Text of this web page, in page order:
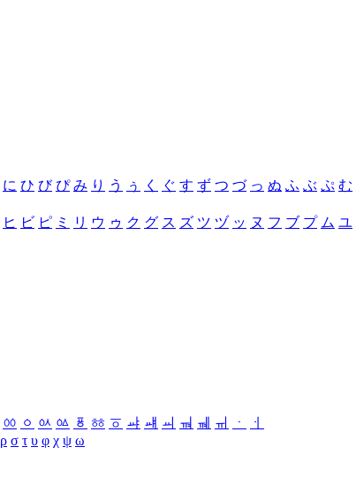
に ひ び ぴ み り う ぅ く ぐ す ず つ づ っ ぬ ふ ぶ ぷ む
ヒ ビ ピ ミ リ ウ ゥ ク グ ス ズ ツ ヅ ッ ヌ フ ブ プ ム ユ
ㆀ ㆁ ㆂ ㆃ ㆄ ㆅ ㆆ ㆇ ㆈ ㆉ ㆊ ㆋ ㆌ ㆍ
ㆎ
ρ σ τ υ φ χ ψ ω